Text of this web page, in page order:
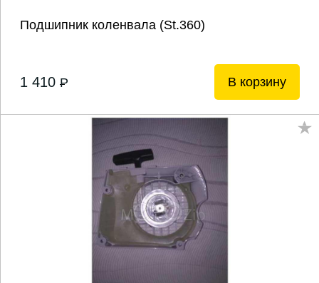
Подшипник коленвала (St.360)
1 410 P В корзину